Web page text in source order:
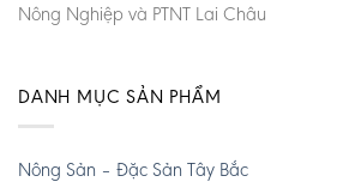
Nông Nghiệp và PTNT Lai Châu
DANH MỤC SẢN PHẨM
Nông Sản – Đặc Sản Tây Bắc